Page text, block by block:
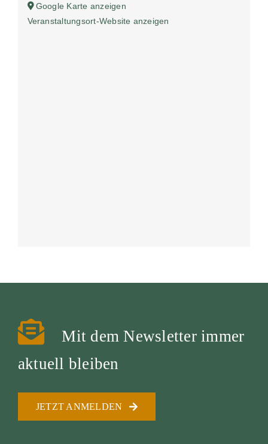
Google Karte anzeigen
Veranstaltungsort-Website anzeigen
Mit dem Newsletter immer
aktuell bleiben
JETZT ANMELDEN